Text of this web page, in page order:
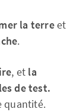
la terreet
.
, et la
de test.
quantité.